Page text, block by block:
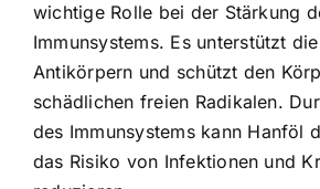
wichtige Rolle bei der Stärkung
Immunsystems. Es unterstützt
Antikörpern und schützt den
schädlichen freien Radikalen.
des Immunsystems kann Hanföl
das Risiko von Infektionen und